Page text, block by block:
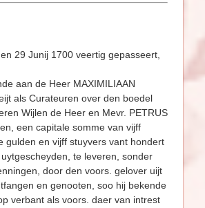
29 Junij 1700 veertig gepasseert,
aan de Heer MAXIMILIAAN
als Curateuren over den boedel
Wijlen de Heer en Mevr. PETRUS
een capitale somme van vijff
gulden en vijff stuyvers vant hondert
te leveren, sonder
door den voors. gelover uijt
en genooten, soo hij bekende
verbant als voors. daer van intrest